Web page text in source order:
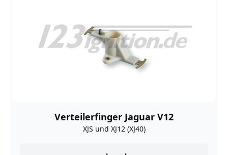
Verteilerfinger Jaguar V12
XJS und XJ12 (XJ40)